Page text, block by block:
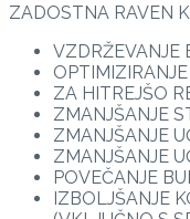
ZADOSTNA RAVEN
VZDRŽEVANJE
ZA HITREJŠO
ZMANJŠANJE
ZMANJŠANJE
ZMANJŠANJE
POVEČANJE
IZBOLJŠANJE